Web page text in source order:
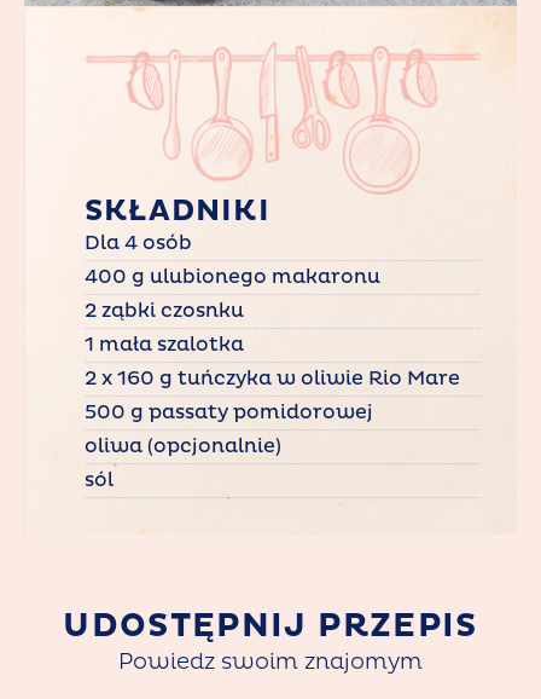
SKŁADNIKI
Dla 4 osób
400 g ulubionego makaronu
2 ząbki czosnku
1 mała szalotka
2 x 160 g tuńczyka w oliwie Rio Mare
500 g passaty pomidorowej
oliwa (opcjonalnie)
sól
UDOSTĘPNIJ PRZEPIS
Powiedz swoim znajomym